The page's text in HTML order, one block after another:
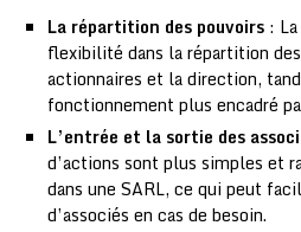
La répartition des pouvoirs :
flexibilité dans la répartition
actionnaires et la direction,
fonctionnement plus encadré
L’entrée et la sortie des
d’actions sont plus simples et
dans une SARL, ce qui peut
d’associés en cas de besoin.